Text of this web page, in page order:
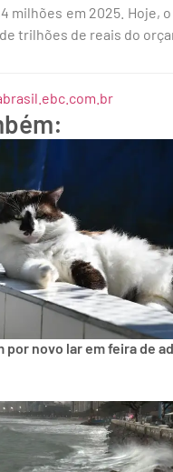
milhões em 2025. Hoje,
trilhões de reais do
por novo lar em feira de